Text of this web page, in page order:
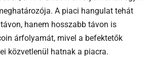
A piaci hangulat tehát
hanem hosszabb távon is
árfolyamát, mivel a befektetők
közvetlenül hatnak a piacra.